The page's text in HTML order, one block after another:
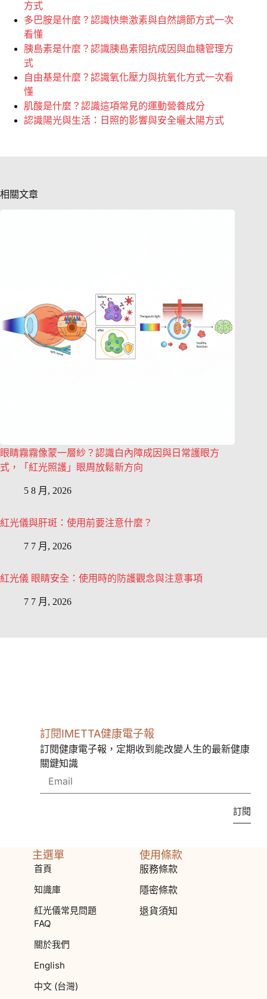
方式
多巴胺是什麼？認識快樂激素與自然調節方式一次
看懂
胰島素是什麼？認識胰島素阻抗成因與血糖管理方
式
自由基是什麼？認識氧化壓力與抗氧化方式一次看
懂
肌酸是什麼？認識這項常見的運動營養成分
認識陽光與生活：日照的影響與安全曬太陽方式
相關文章
眼睛霧霧像蒙一層紗？認識白內障成因與日常護眼方
式，「紅光照護」眼周放鬆新方向
5 8 月, 2026
紅光儀與肝斑：使用前要注意什麼？
7 7 月, 2026
紅光儀 眼睛安全：使用時的防護觀念與注意事項
7 7 月, 2026
訂閱IMETTA健康電子報
訂閱健康電子報，定期收到能改變人生的最新健康
關鍵知識
訂閱
主選單
首頁
知識庫
紅光儀常見問題
FAQ
關於我們
English
中文 (台灣)
使用條款
服務條款
隱密條款
退貨須知